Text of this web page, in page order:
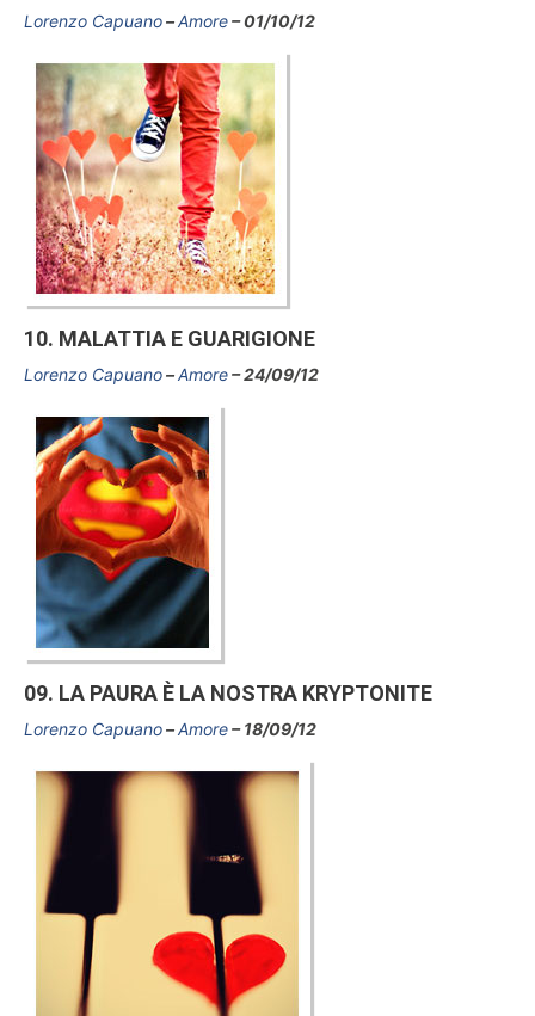
Lorenzo Capuano Amore 01/10/12
10. MALATTIA E GUARIGIONE
Lorenzo Capuano Amore 24/09/12
09. LA PAURA È LA NOSTRA KRYPTONITE
Lorenzo Capuano Amore 18/09/12